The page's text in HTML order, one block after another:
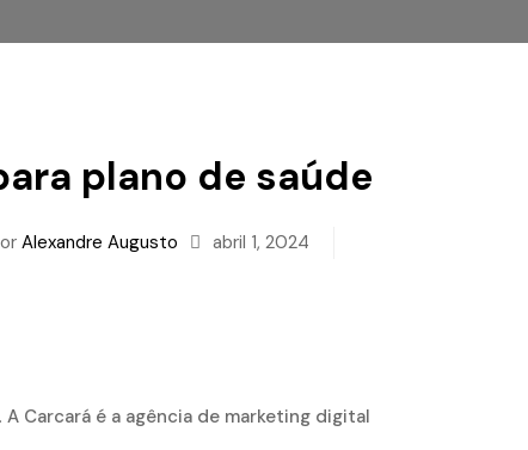
plano de saúde
Alexandre Augusto
abril 1, 2024
A Carcará é a agência de marketing digital